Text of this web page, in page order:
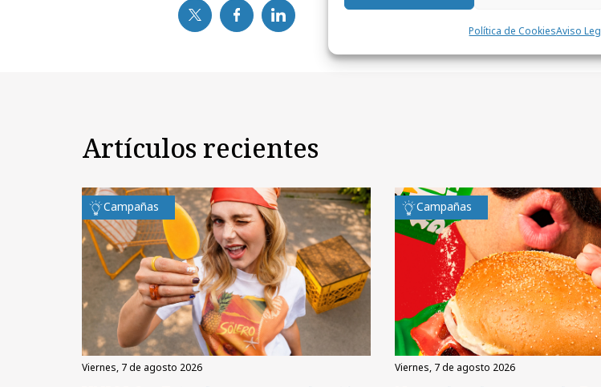
Política de CookiesAviso
Artículos recientes
Campañas
viernes, 7 de agosto 2026
Campañas
viernes, 7 de agosto 2026